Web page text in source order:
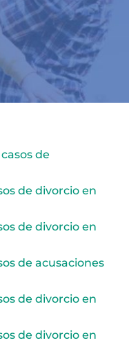
de
de divorcio en
de divorcio en
de acusaciones
de divorcio en
de divorcio en